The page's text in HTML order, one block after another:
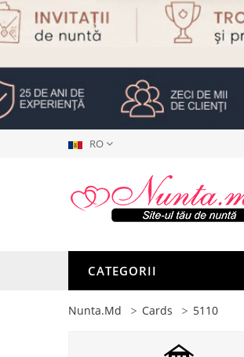
RO
CATEGORII
Nunta.md Cards 5110